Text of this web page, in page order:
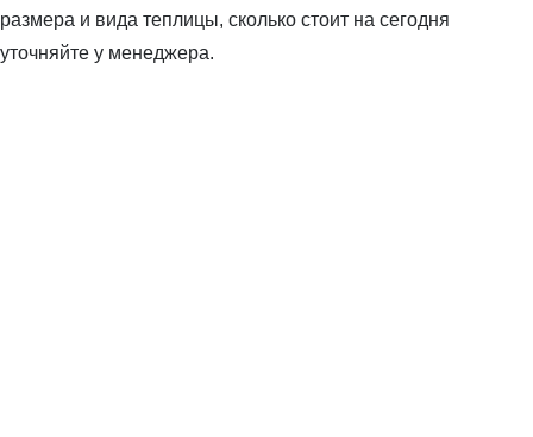
размера и вида теплицы, сколько стоит на сегодня
уточняйте у менеджера.